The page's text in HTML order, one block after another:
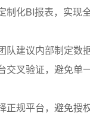
制化BI报表，实现
队建议内部制定数
交叉验证，避免单
正规平台，避免授